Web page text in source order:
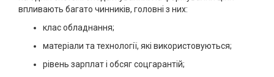
впливають багато чинників, головні з них:
клас обладнання;
матеріали та технології, які використовуються;
рівень зарплат і обсяг соцгарантій;